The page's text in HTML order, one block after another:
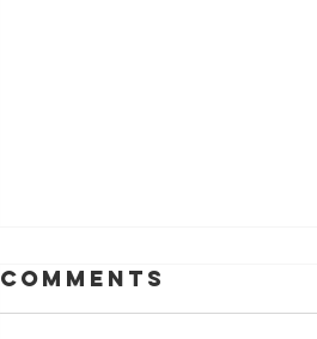
Comments